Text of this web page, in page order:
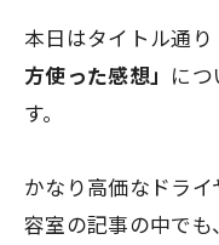
本日はタイトル通り
方使った感想」 に
す。
かなり高価なドラ
容室の記事の中で